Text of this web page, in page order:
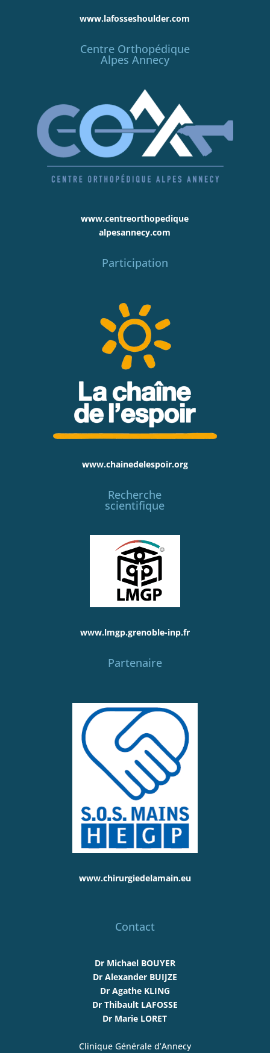
www.lafosseshoulder.com
Centre Orthopédique
Alpes Annecy
www.centreorthopedique
alpesannecy.com
Participation
www.chainedelespoir.org
Recherche
scientifique
www.lmgp.grenoble-inp.fr
Partenaire
www.chirurgiedelamain.eu
Contact
Dr Michael BOUYER
Dr Alexander BUIJZE
Dr Agathe KLING
Dr Thibault LAFOSSE
Dr Marie LORET
Clinique Générale d’Annecy